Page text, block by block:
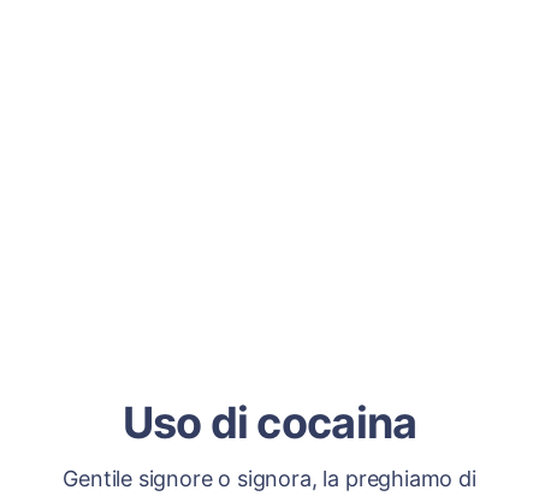
Uso di cocaina
Gentile signore o signora, la preghiamo di